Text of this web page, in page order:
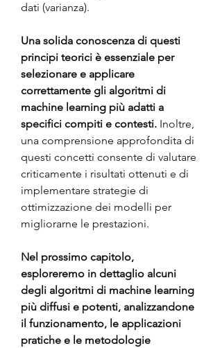
dati (varianza).
Una solida conoscenza di questi
principi teorici è essenziale per
selezionare e applicare
correttamente gli algoritmi di
machine learning più adatti a
specifici compiti e contesti. Inoltre,
una comprensione approfondita di
questi concetti consente di valutare
criticamente i risultati ottenuti e di
implementare strategie di
ottimizzazione dei modelli per
migliorarne le prestazioni.
Nel prossimo capitolo,
esploreremo in dettaglio alcuni
degli algoritmi di machine learning
più diffusi e potenti, analizzandone
il funzionamento, le applicazioni
pratiche e le metodologie